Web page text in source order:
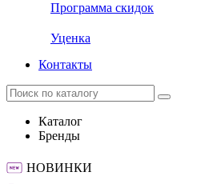
Программа скидок
Уценка
Контакты
Каталог
Бренды
НОВИНКИ